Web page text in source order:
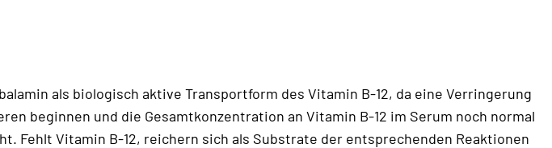
als biologisch aktive Transportform des Vitamin B-12, da eine Verringerung
beginnen und die Gesamtkonzentration an Vitamin B-12 im Serum noch normal
Fehlt Vitamin B-12, reichern sich als Substrate der entsprechenden Reaktionen